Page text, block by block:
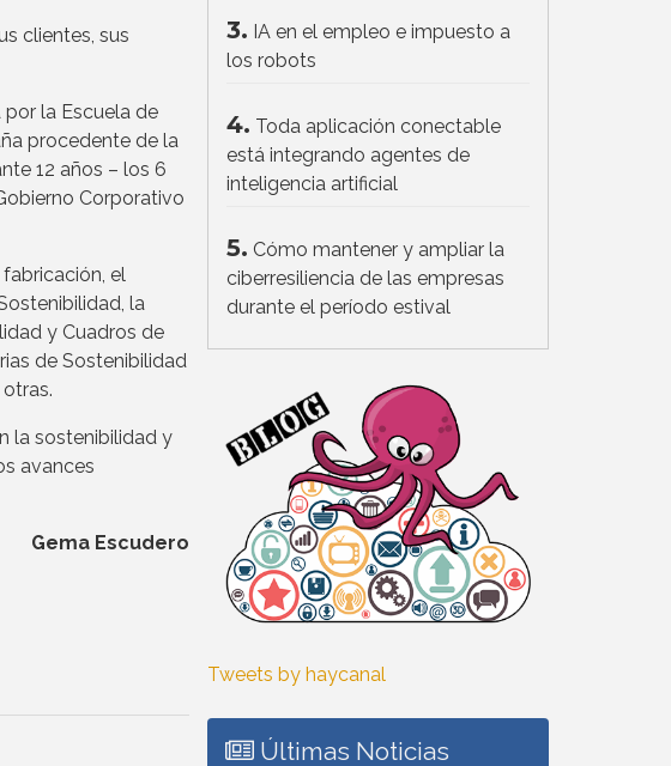
clientes, sus
la Escuela de
procedente de la
12 años – los 6
Corporativo
el
la
y Cuadros de
de Sostenibilidad
la sostenibilidad y
avances
Gema Escudero
3. IA en el empleo e impuesto a
los robots
4. Toda aplicación conectable
está integrando agentes de
inteligencia artificial
5. Cómo mantener y ampliar la
ciberresiliencia de las empresas
durante el período estival
Tweets by haycanal
Últimas Noticias